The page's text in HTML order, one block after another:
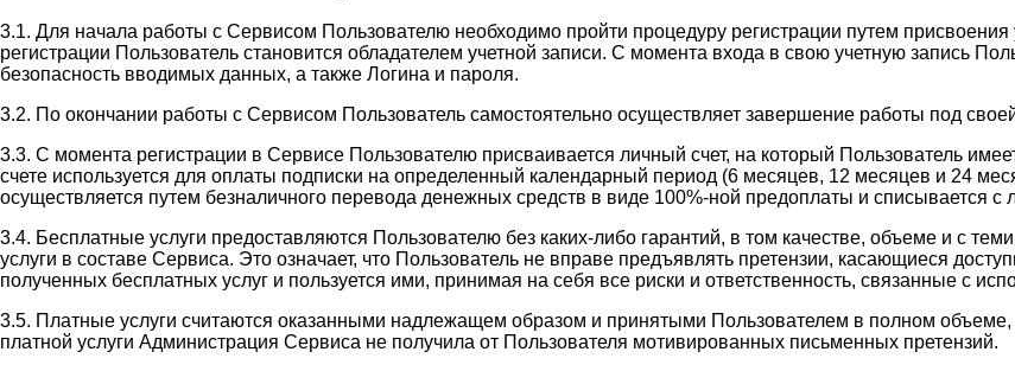
3.1. Для начала работы с Сервисом Пользователю необходимо пройти процедуру регистрации путем
регистрации Пользователь становится обладателем учетной записи. С момента входа в свою учетную запись
безопасность вводимых данных, а также Логина и пароля.
3.2. По окончании работы с Сервисом Пользователь самостоятельно осуществляет завершение работы под
3.3. С момента регистрации в Сервисе Пользователю присваивается личный счет, на который Пользователь
счете используется для оплаты подписки на определенный календарный период (6 месяцев, 12 месяцев и 24
осуществляется путем безналичного перевода денежных средств в виде 100%-ной предоплаты и списывается с
3.4. Бесплатные услуги предоставляются Пользователю без каких-либо гарантий, в том качестве, объеме и с
услуги в составе Сервиса. Это означает, что Пользователь не вправе предъявлять претензии, касающиеся
полученных бесплатных услуг и пользуется ими, принимая на себя все риски и ответственность, связанные с
3.5. Платные услуги считаются оказанными надлежащем образом и принятыми Пользователем в полном объеме,
платной услуги Администрация Сервиса не получила от Пользователя мотивированных письменных претензий.